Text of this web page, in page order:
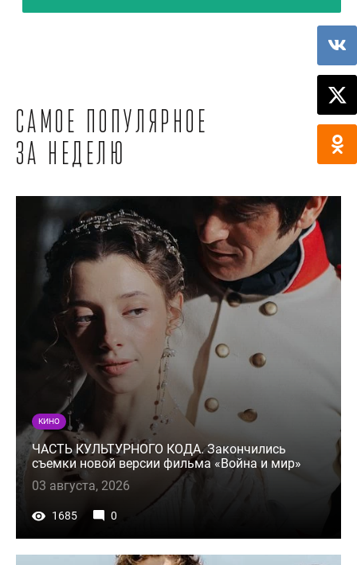
Самое популярное
за неделю
КИНО
ЧАСТЬ КУЛЬТУРНОГО КОДА. Закончились
съемки новой версии фильма «Война и мир»
03 августа, 2026
1685 0